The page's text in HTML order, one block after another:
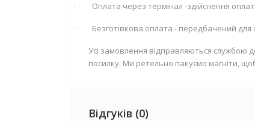
· Оплата через термінал -здійснення
· Безготівкова оплата - передбачений для
Усі замовлення відправляються службою
посилку. Ми ретельно пакуємо магніти,
Відгуків (0)